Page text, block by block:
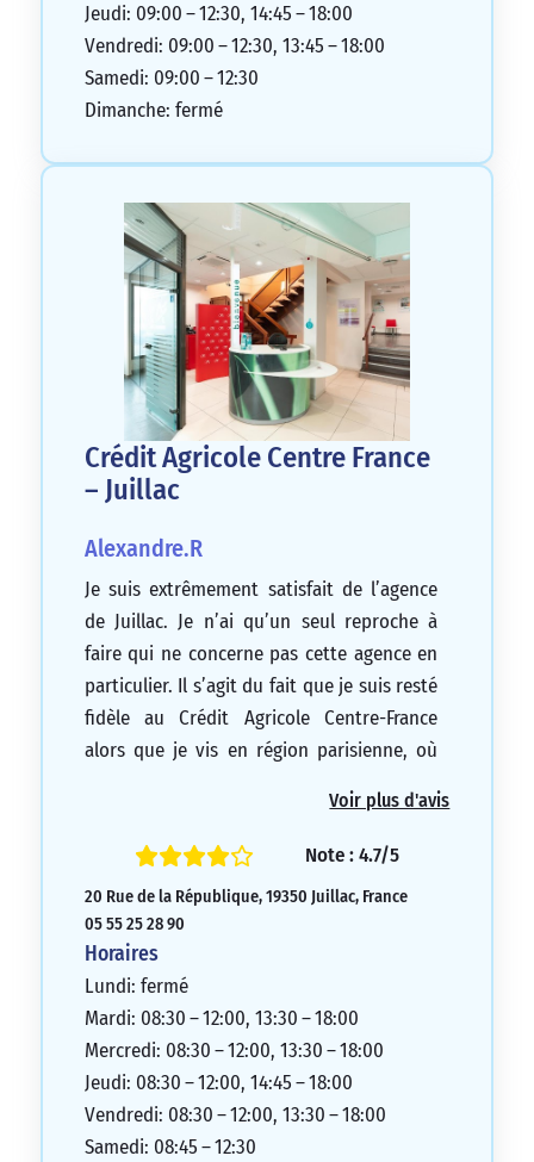
Jeudi: 09:00 – 12:30, 14:45 – 18:00
Vendredi: 09:00 – 12:30, 13:45 – 18:00
Samedi: 09:00 – 12:30
Dimanche: fermé
Crédit Agricole Centre France
– Juillac
Alexandre.R
Je suis extrêmement satisfait de l’agence
de Juillac. Je n’ai qu’un seul reproche à
faire qui ne concerne pas cette agence en
particulier. Il s’agit du fait que je suis resté
fidèle au Crédit Agricole Centre-France
alors que je vis en région parisienne, où
Ainsi, chaque mois, je dois payer 1€ pour
retirer de l’argent dans un distributeur qui
dehors de cela, je suis très satisfait de
mon agence personnelle, qui est aimable
et à l’écoute. Il serait peut-être judicieux
de collaborer avec d’autres banques pour
développer des Distributeurs
Automatiques de Billets (DAB) et ainsi
éviter les frais de retrait pour les clients, ce
qui profiterait à tout le monde.
Voir plus d'avis
Note : 4.7/5
20 Rue de la République, 19350 Juillac, France
05 55 25 28 90
Horaires
Lundi: fermé
Mardi: 08:30 – 12:00, 13:30 – 18:00
Mercredi: 08:30 – 12:00, 13:30 – 18:00
Jeudi: 08:30 – 12:00, 14:45 – 18:00
Vendredi: 08:30 – 12:00, 13:30 – 18:00
Samedi: 08:45 – 12:30